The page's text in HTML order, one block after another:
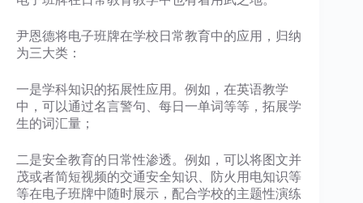
尹恩德将电子班牌在学校日常教育中的应用，归纳
为三大类：
一是学科知识的拓展性应用。例如，在英语教学
中，可以通过名言警句、每日一单词等等，拓展学
生的词汇量；
二是安全教育的日常性渗透。例如，可以将图文并
茂或者简短视频的交通安全知识、防火用电知识等
等在电子班牌中随时展示，配合学校的主题性演练